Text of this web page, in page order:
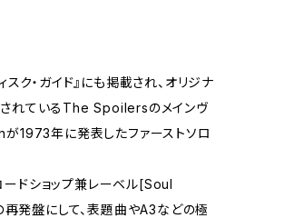
ク・ガイド』にも掲載され、オリジナ
れているThe Spoilersのメインヴ
1973年に発表したファーストソロ
ードショップ兼レーベル[Soul
発盤にして、表題曲やA3などの極